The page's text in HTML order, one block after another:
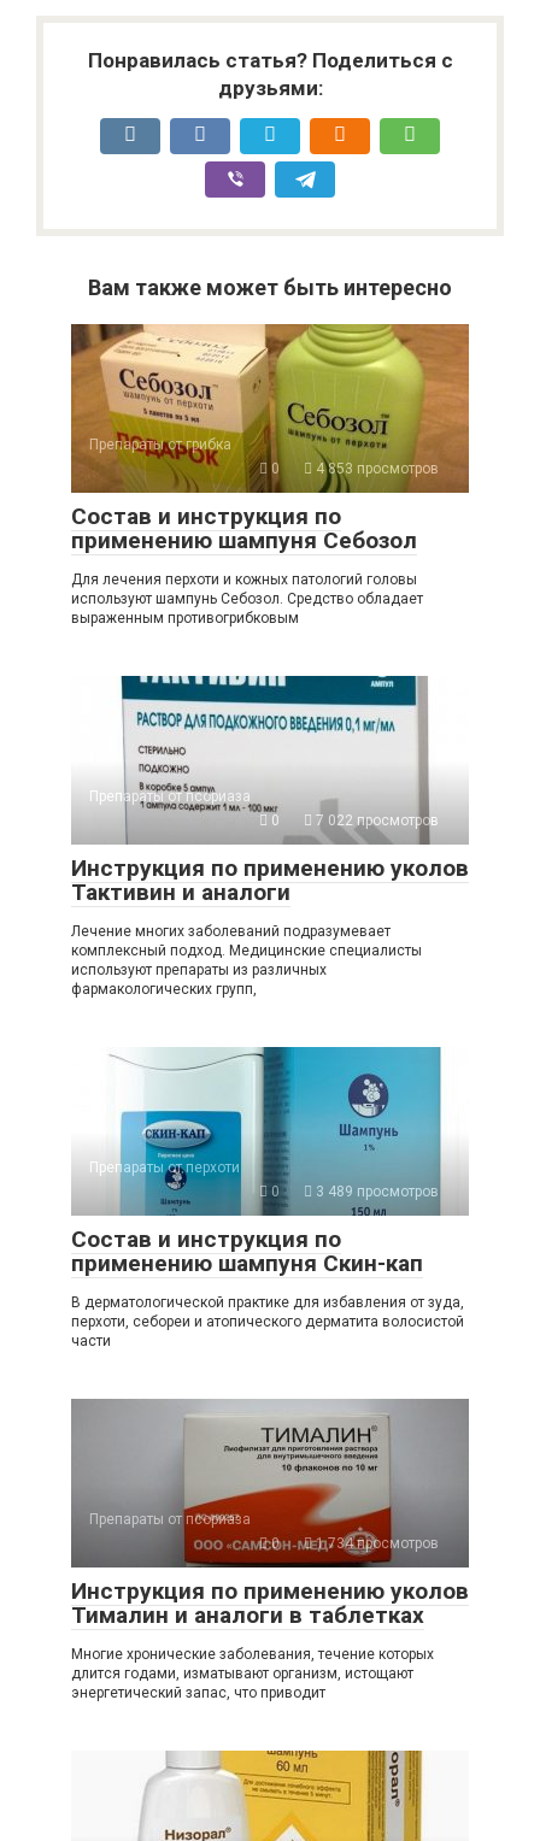
Понравилась статья? Поделиться с
друзьями:
Вам также может быть интересно
Препараты от грибка
0
4 853 просмотров
Состав и инструкция по
применению шампуня Себозол
Для лечения перхоти и кожных патологий головы
используют шампунь Себозол. Средство обладает
выраженным противогрибковым
Препараты от псориаза
0
7 022 просмотров
Инструкция по применению уколов
Тактивин и аналоги
Лечение многих заболеваний подразумевает
комплексный подход. Медицинские специалисты
используют препараты из различных
фармакологических групп,
Препараты от перхоти
0
3 489 просмотров
Состав и инструкция по
применению шампуня Скин-кап
В дерматологической практике для избавления от зуда,
перхоти, себореи и атопического дерматита волосистой
части
Препараты от псориаза
0
1 734 просмотров
Инструкция по применению уколов
Тималин и аналоги в таблетках
Многие хронические заболевания, течение которых
длится годами, изматывают организм, истощают
энергетический запас, что приводит